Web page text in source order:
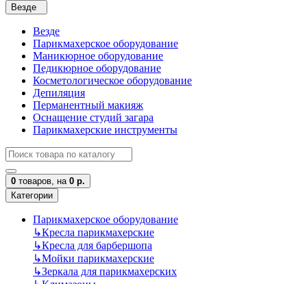
Везде
Везде
Парикмахерское оборудование
Маникюрное оборудование
Педикюрное оборудование
Косметологическое оборудование
Депиляция
Перманентный макияж
Оснащение студий загара
Парикмахерские инструменты
0 товаров, на 0 р.
Категории
Парикмахерское оборудование
↳Кресла парикмахерские
↳Кресла для барбершопа
↳Мойки парикмахерские
↳Зеркала для парикмахерских